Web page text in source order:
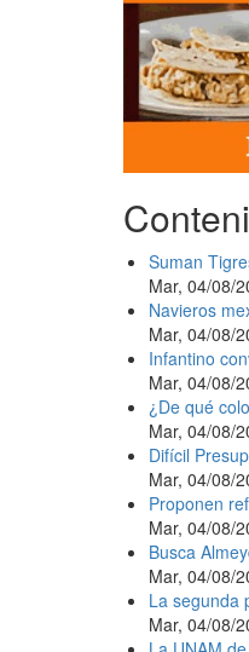
Suman
Mar, 04/08/
Navieros
Mar, 04/08/
Infantino
Mar, 04/08/
¿De qué
Mar, 04/08/
Difícil
Mar, 04/08/
Proponen
Mar, 04/08/
Busca
Mar, 04/08/
La segunda
Mar, 04/08/